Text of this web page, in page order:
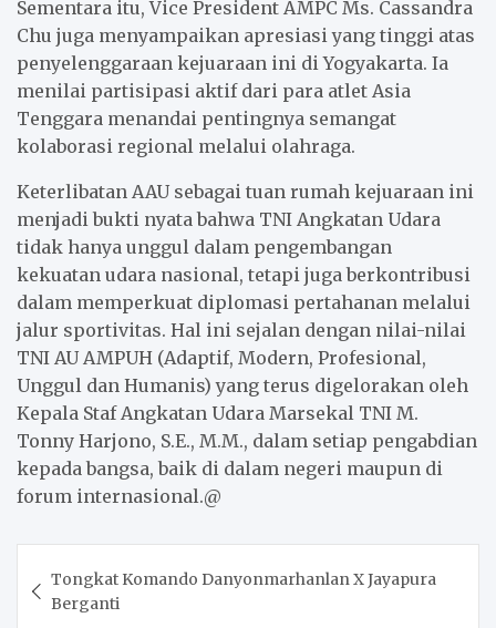
Sementara itu, Vice President AMPC Ms. Cassandra
Chu juga menyampaikan apresiasi yang tinggi atas
penyelenggaraan kejuaraan ini di Yogyakarta. Ia
menilai partisipasi aktif dari para atlet Asia
Tenggara menandai pentingnya semangat
kolaborasi regional melalui olahraga.
Keterlibatan AAU sebagai tuan rumah kejuaraan ini
menjadi bukti nyata bahwa TNI Angkatan Udara
tidak hanya unggul dalam pengembangan
kekuatan udara nasional, tetapi juga berkontribusi
dalam memperkuat diplomasi pertahanan melalui
jalur sportivitas. Hal ini sejalan dengan nilai-nilai
TNI AU AMPUH (Adaptif, Modern, Profesional,
Unggul dan Humanis) yang terus digelorakan oleh
Kepala Staf Angkatan Udara Marsekal TNI M.
Tonny Harjono, S.E., M.M., dalam setiap pengabdian
kepada bangsa, baik di dalam negeri maupun di
forum internasional.@
navigation
Tongkat Komando Danyonmarhanlan X Jayapura
Berganti